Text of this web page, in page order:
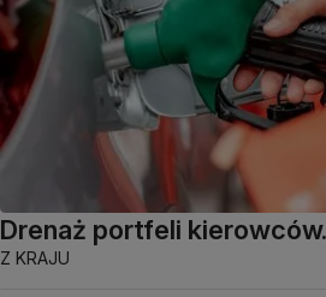
Drenaż portfeli
Z KRAJU